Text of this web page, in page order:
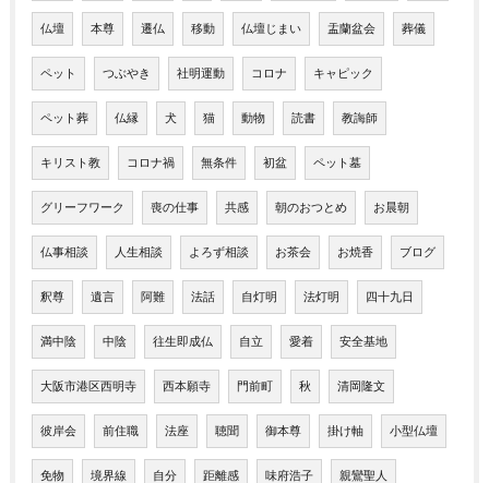
仏壇 本尊 遷仏 移動 仏壇じまい 盂蘭盆会 葬儀
ペット つぶやき 社明運動 コロナ キャピック
ペット葬 仏縁 犬 猫 動物 読書 教誨師
キリスト教 コロナ禍 無条件 初盆 ペット墓
グリーフワーク 喪の仕事 共感 朝のおつとめ お晨朝
仏事相談 人生相談 よろず相談 お茶会 お焼香 ブログ
釈尊 遺言 阿難 法話 自灯明 法灯明 四十九日
満中陰 中陰 往生即成仏 自立 愛着 安全基地
大阪市港区西明寺 西本願寺 門前町 秋 清岡隆文
彼岸会 前住職 法座 聴聞 御本尊 掛け軸 小型仏壇
免物 境界線 自分 距離感 味府浩子 親鸞聖人